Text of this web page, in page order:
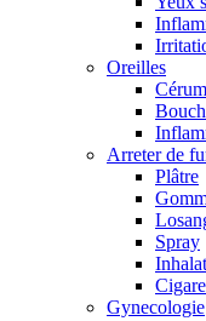
Oreilles
Arreter de
Plâtre
Spray
Gynecologie